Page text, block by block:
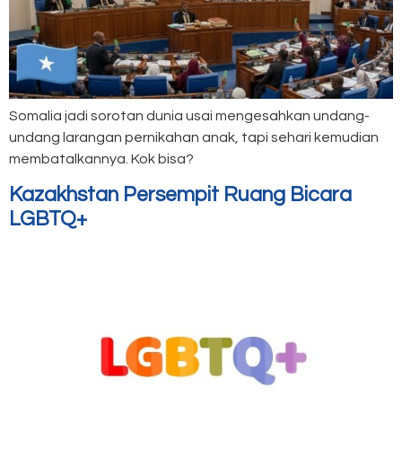
Somalia jadi sorotan dunia usai mengesahkan undang-
undang larangan pernikahan anak, tapi sehari kemudian
membatalkannya. Kok bisa?
Kazakhstan Persempit Ruang Bicara
LGBTQ+